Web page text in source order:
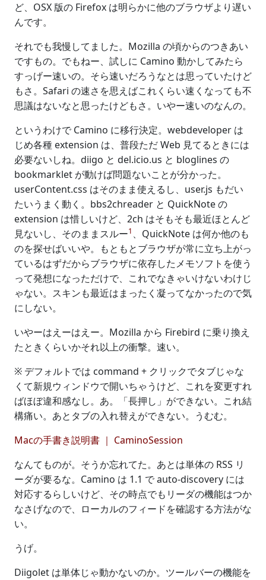
ど、OSX 版の Firefox は明らかに他のブラウザより遅い
んです。
それでも我慢してました。Mozilla の頃からのつきあい
ですもの。でもねー、試しに Camino 動かしてみたら
すっげー速いの。そら速いだろうなとは思っていたけど
もさ。Safari の速さを思えばこれくらい速くなっても不
思議はないなと思ったけどもさ。いやー速いのなんの。
というわけで Camino に移行決定。webdeveloper は
じめ各種 extension は、普段ただ Web 見てるときには
必要ないしね。diigo と del.icio.us と bloglines の
bookmarklet が動けば問題ないことが分かった。
userContent.css はそのまま使えるし、user.js もだい
たいうまく動く。bbs2chreader と QuickNote の
extension は惜しいけど、2ch はそもそも最近ほとんど
見ないし、そのままスルー1 、QuickNote は何か他のも
のを探せばいいや。もともとブラウザが常に立ち上がっ
ているはずだからブラウザに依存したメモソフトを使う
って発想になっただけで、これでなきゃいけないわけじ
ゃない。スキンも最近はまったく凝ってなかったので気
にしない。
いやーはえーはえー。Mozilla から Firebird に乗り換え
たときくらいかそれ以上の衝撃。速い。
※ デフォルトでは command + クリックでタブじゃな
くて新規ウィンドウで開いちゃうけど、これを変更すれ
ばほぼ違和感なし。あ。「長押し」ができない。これ結
構痛い。あとタブの入れ替えができない。うむむ。
Macの手書き説明書 ｜ CaminoSession
なんてものが。そうか忘れてた。あとは単体の RSS リ
ーダが要るな。Camino は 1.1 で auto-discovery には
対応するらしいけど、その時点でもリーダの機能はつか
なさげなので、ローカルのフィードを確認する方法がな
い。
うげ。
Diigolet は単体じゃ動かないのか。ツールバーの機能を